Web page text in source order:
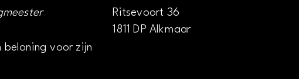
voor zijn
Ritsevoort 36
1811 DP Alkmaar